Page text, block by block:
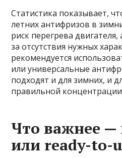
Статистика показывает,
летних антифризов в
риск перегрева
за отсутствия нужных
рекомендуется
или универсальные
подходят и для зимних, и
правильной
Что важнее —
или ready-to-